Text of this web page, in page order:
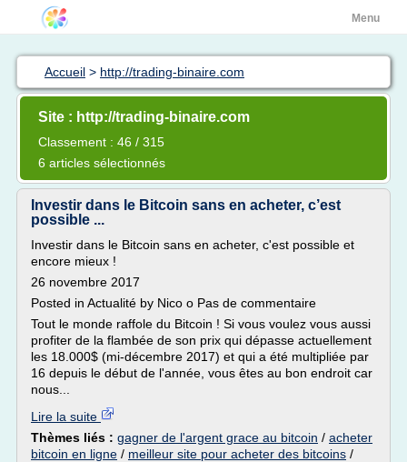
Menu
Accueil > http://trading-binaire.com
Site : http://trading-binaire.com
Classement : 46 / 315
6 articles sélectionnés
Investir dans le Bitcoin sans en acheter, c’est
possible ...
Investir dans le Bitcoin sans en acheter, c'est possible et
encore mieux !
26 novembre 2017
Posted in Actualité by Nico o Pas de commentaire
Tout le monde raffole du Bitcoin ! Si vous voulez vous aussi
profiter de la flambée de son prix qui dépasse actuellement
les 18.000$ (mi-décembre 2017) et qui a été multipliée par
16 depuis le début de l'année, vous êtes au bon endroit car
nous...
Lire la suite
Thèmes liés : gagner de l'argent grace au bitcoin / acheter
bitcoin en ligne / meilleur site pour acheter des bitcoins /